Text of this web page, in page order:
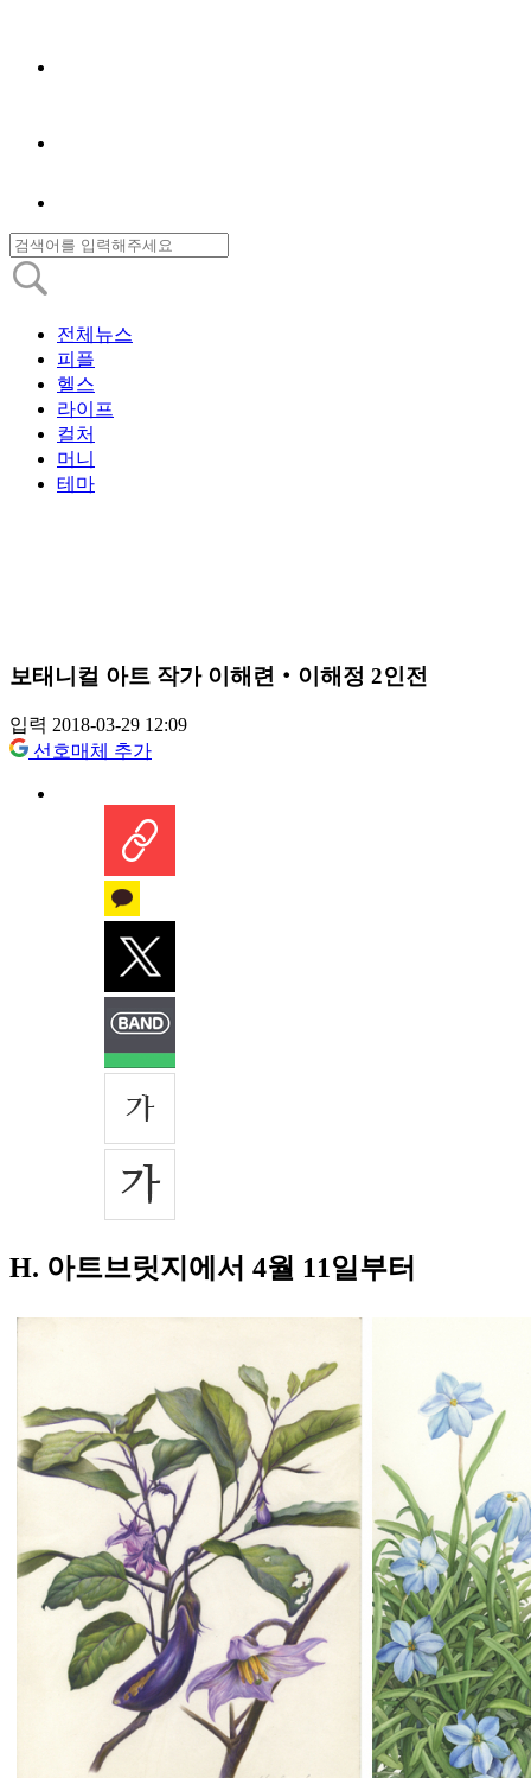
전체뉴스
피플
헬스
라이프
컬처
머니
테마
보태니컬 아트 작가 이해련‧이해정 2인전
입력 2018-03-29 12:09
선호매체 추가
H. 아트브릿지에서 4월 11일부터